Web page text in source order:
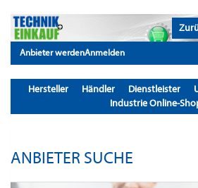
Anbieter werdenAnmelden
Hersteller Händler Dienstleister
Industrie Online-
ANBIETER SUCHE